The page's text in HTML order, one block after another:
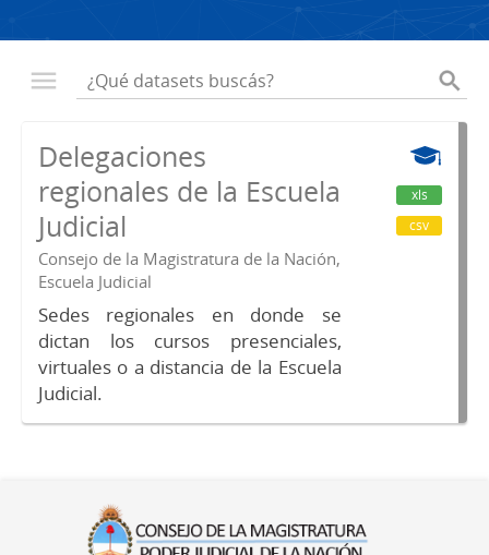
Delegaciones
regionales de la Escuela
Judicial
Consejo de la Magistratura de la Nación,
Escuela Judicial
Sedes regionales en donde se
dictan los cursos presenciales,
virtuales o a distancia de la Escuela
Judicial.
xls
csv